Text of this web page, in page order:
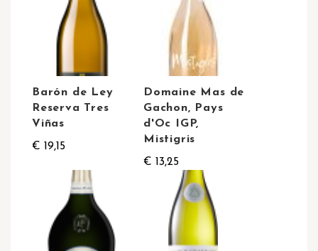
Barón de Ley
Reserva Tres
Viñas
€ 19,15
Domaine Mas de
Gachon, Pays
d'Oc IGP,
Mistigris
€ 13,25